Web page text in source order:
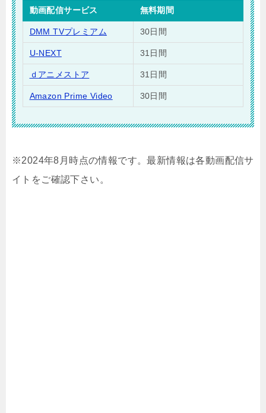
動画配信サービス 無料期間
DMM TVプレミアム 30日間
U-NEXT 31日間
ｄアニメストア 31日間
Amazon Prime Video 30日間
※2024年8月時点の情報です。最新情報は各動画配信サ
イトをご確認下さい。